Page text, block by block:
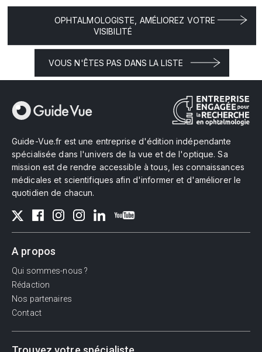
OPHTALMOLOGISTE, AMÉLIOREZ VOTRE
VISIBILITÉ
VOUS N'ÊTES PAS DANS LA LISTE
Guide-Vue.fr est une entreprise d'édition indépendante
spécialisée dans l'univers de la vue et de l'optique. Sa
mission est de rendre accessible à tous, les connaissances
médicales et scientifiques afin d'informer et d'améliorer le
quotidien de chacun.
A propos
Qui sommes-nous ?
Rédaction
Nos partenaires
Contact